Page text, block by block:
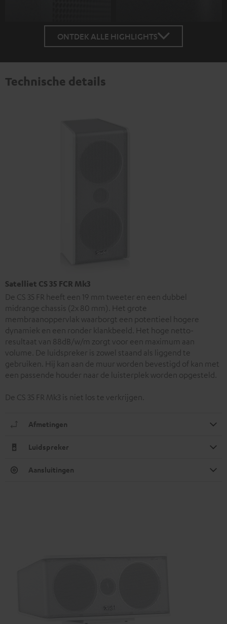
ONTDEK ALLE HIGHLIGHTS
Technische details
Satelliet CS 35 FCR Mk3
De CS 35 FR heeft een 19 mm tweeter en een dubbel
midrange chassis (2x 80 mm). Het grote
membraanoppervlak waarborgt een potentieel hogere
dynamiek en een ronder klankbeeld. Het hoge netto-
resultaat van 88dB/w/m zorgt voor een maximum aan
volume. De luidspreker is zowel staand als liggend te
gebruiken. Hij kan aan de muur worden bevestigd of kan met
een passende houder naar de luisterplek worden opgesteld.
De CS 35 FR Mk3 is niet los te verkrijgen.
Afmetingen
Luidspreker
Aansluitingen